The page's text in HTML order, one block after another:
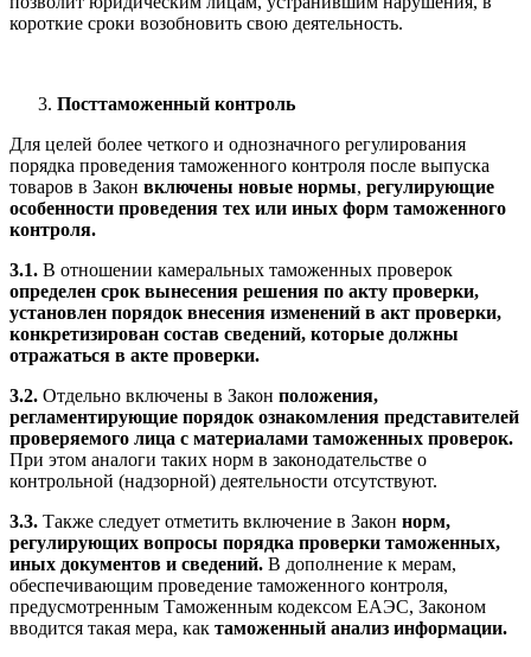
короткие сроки возобновить свою деятельность.
Посттаможенный контроль
Для целей более четкого и однозначного регулирования
порядка проведения таможенного контроля после выпуска
товаров в Закон включены новые нормы, регулирующие
особенности проведения тех или иных форм таможенного
контроля.
3.1. В отношении камеральных таможенных проверок
определен срок вынесения решения по акту проверки,
установлен порядок внесения изменений в акт проверки,
конкретизирован состав сведений, которые должны
отражаться в акте проверки.
3.2. Отдельно включены в Закон положения,
регламентирующие порядок ознакомления представителей
проверяемого лица с материалами таможенных проверок.
При этом аналоги таких норм в законодательстве о
контрольной (надзорной) деятельности отсутствуют.
3.3. Также следует отметить включение в Закон норм,
регулирующих вопросы порядка проверки таможенных,
иных документов и сведений. В дополнение к мерам,
обеспечивающим проведение таможенного контроля,
предусмотренным Таможенным кодексом ЕАЭС, Законом
вводится такая мера, как таможенный анализ информации.